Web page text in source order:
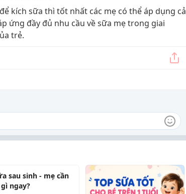
kích sữa thì tốt nhất các mẹ có thể áp dụng cả
ứng đầy đủ nhu cầu về sữa mẹ trong giai
trẻ.
sau sinh - mẹ cần
ngay?